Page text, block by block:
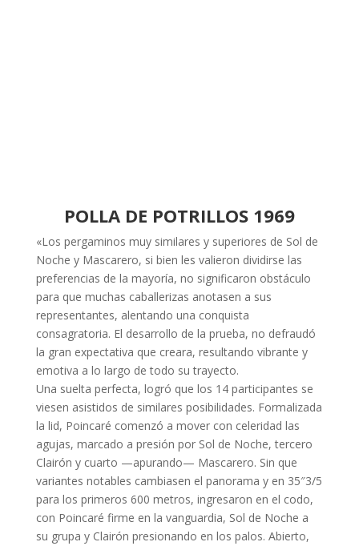
POLLA DE POTRILLOS 1969
«Los pergaminos muy similares y superiores de Sol de
Noche y Mascarero, si bien les valieron dividirse las
preferencias de la mayoría, no significaron obstáculo
para que muchas caballerizas anotasen a sus
representantes, alentando una conquista
consagratoria. El desarrollo de la prueba, no defraudó
la gran expectativa que creara, resultando vibrante y
emotiva a lo largo de todo su trayecto.
Una suelta perfecta, logró que los 14 participantes se
viesen asistidos de similares posibilidades. Formalizada
la lid, Poincaré comenzó a mover con celeridad las
agujas, marcado a presión por Sol de Noche, tercero
Clairón y cuarto —apurando— Mascarero. Sin que
variantes notables cambiasen el panorama y en 35″3/5
para los primeros 600 metros, ingresaron en el codo,
con Poincaré firme en la vanguardia, Sol de Noche a
su grupa y Clairón presionando en los palos. Abierto,